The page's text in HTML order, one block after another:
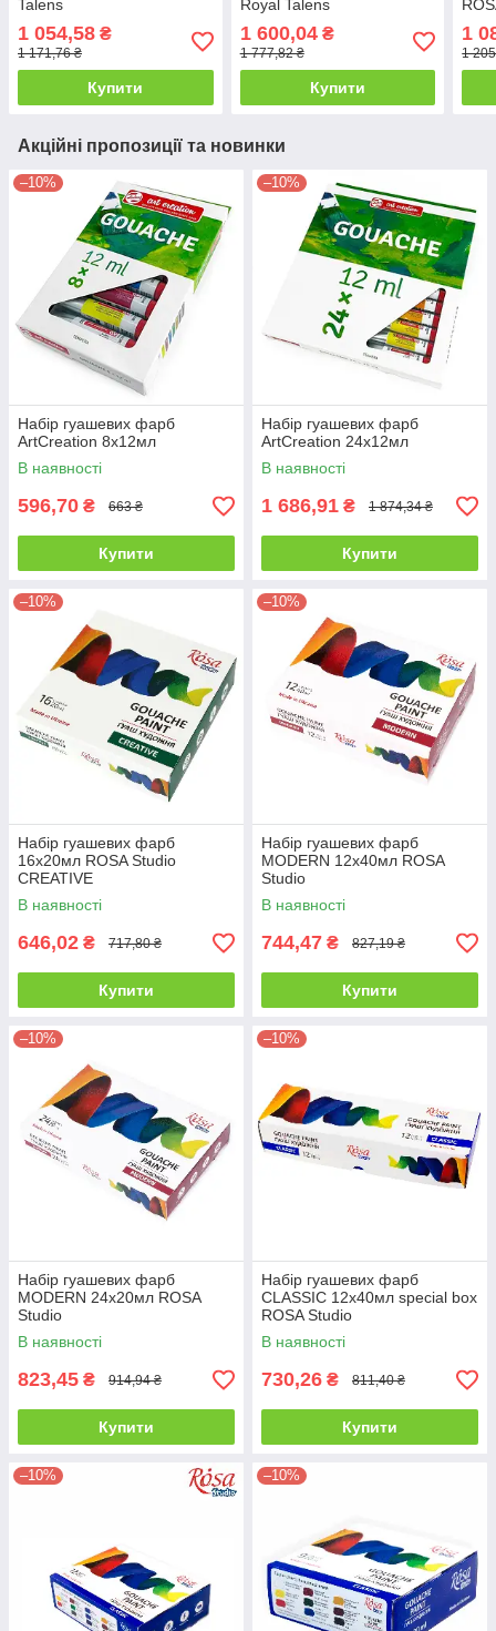
Talens
1 054,58 ₴
1 171,76 ₴
Купити
Royal Talens
1 600,04₴
1 777,82 ₴
Купити
1
1
Акційні пропозиції та новинки
–10%
Набір гуашевих фарб
ArtCreation 8х12мл
В наявності
596,70 ₴ 663 ₴
Купити
–10%
Набір гуашевих фарб
ArtCreation 24х12мл
В наявності
1 686,91 ₴ 1 874,34 ₴
Купити
–10%
Набір гуашевих фарб
16х20мл ROSA Studio
CREATIVE
В наявності
646,02 ₴ 717,80 ₴
Купити
–10%
Набір гуашевих фарб
MODERN 12х40мл ROSA
Studio
В наявності
744,47 ₴ 827,19 ₴
Купити
–10%
Набір гуашевих фарб
MODERN 24х20мл ROSA
Studio
В наявності
823,45 ₴ 914,94 ₴
Купити
–10%
Набір гуашевих фарб
CLASSIC 12х40мл special box
ROSA Studio
В наявності
730,26 ₴ 811,40 ₴
Купити
–10% –10%